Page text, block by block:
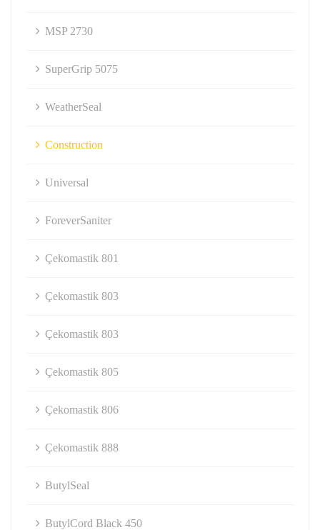
MSP 2730
SuperGrip 5075
WeatherSeal
Construction
Universal
ForeverSaniter
Çekomastik 801
Çekomastik 803
Çekomastik 803
Çekomastik 805
Çekomastik 806
Çekomastik 888
ButylSeal
ButylCord Black 450